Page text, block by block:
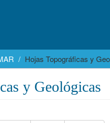
Hojas Topográficas y
y Geológicas